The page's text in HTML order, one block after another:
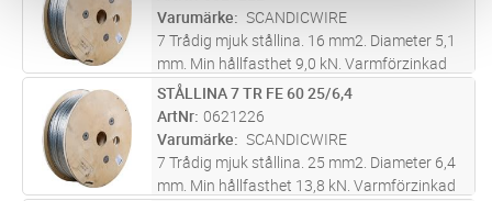
Varumärke
SCANDICWIRE
7 Trådig mjuk stållina. 16 mm2. Diameter 5,1
mm. Min hållfasthet 9,0 kN. Varmförzinkad
staglina tillverkad enligt SS 424 08 06. Svart
märkning i änden.
M Lägg i kundvagn
STÅLLINA 7 TR FE 60 25/6,4
ArtNr 0621226
Varumärke
SCANDICWIRE
7 Trådig mjuk stållina. 25 mm2. Diameter 6,4
mm. Min hållfasthet 13,8 kN. Varmförzinkad